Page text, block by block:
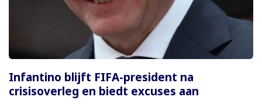
Infantino blijft FIFA-president na
crisisoverleg en biedt excuses aan